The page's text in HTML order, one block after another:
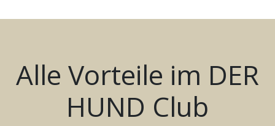
Alle Vorteile im DER
HUND Club